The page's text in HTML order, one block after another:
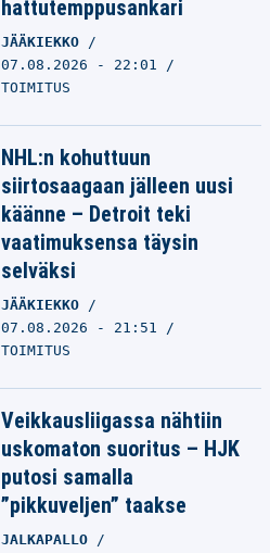
hattutemppusankari
JÄÄKIEKKO
07.08.2026 - 22:01
TOIMITUS
NHL:n kohuttuun
siirtosaagaan jälleen uusi
käänne – Detroit teki
vaatimuksensa täysin
selväksi
JÄÄKIEKKO
07.08.2026 - 21:51
TOIMITUS
Veikkausliigassa nähtiin
uskomaton suoritus – HJK
putosi samalla
”pikkuveljen” taakse
JALKAPALLO